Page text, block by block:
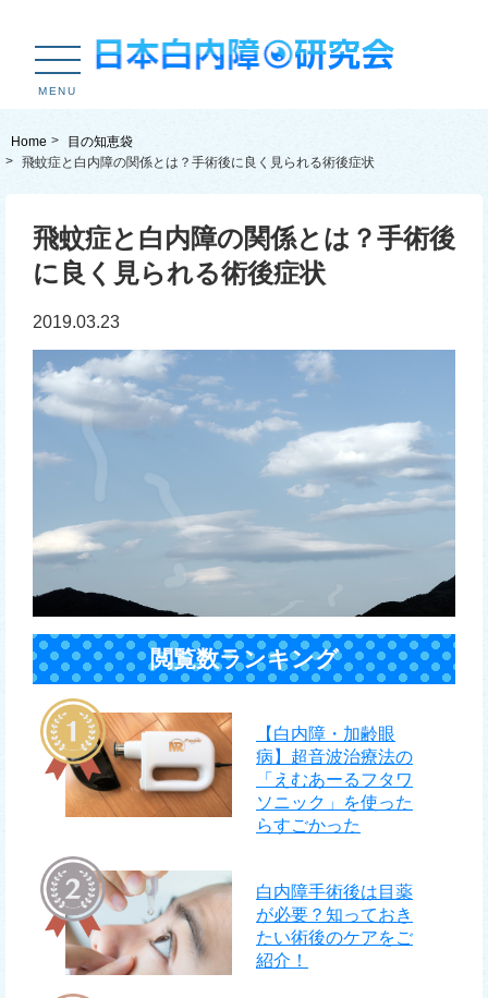
MENU
Home
目の知恵袋
飛蚊症と白内障の関係とは？手術後に良く見られる術後症状
飛蚊症と白内障の関係とは？手術後
に良く見られる術後症状
2019.03.23
閲覧数ランキング
【白内障・加齢眼
病】超音波治療法の
「えむあーるフタワ
ソニック」を使った
らすごかった
白内障手術後は目薬
が必要？知っておき
たい術後のケアをご
紹介！